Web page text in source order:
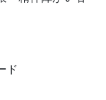
ド